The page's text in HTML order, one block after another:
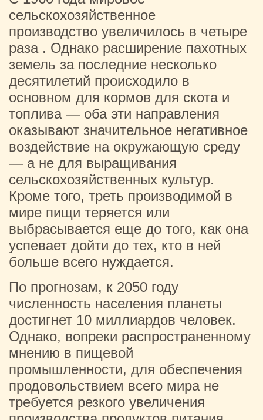
сельскохозяйственное
производство увеличилось в четыре
раза . Однако расширение пахотных
земель за последние несколько
десятилетий происходило в
основном для кормов для скота и
топлива — оба эти направления
оказывают значительное негативное
воздействие на окружающую среду
— а не для выращивания
сельскохозяйственных культур.
Кроме того, треть производимой в
мире пищи теряется или
выбрасывается еще до того, как она
успевает дойти до тех, кто в ней
больше всего нуждается.
По прогнозам, к 2050 году
численность населения планеты
достигнет 10 миллиардов человек.
Однако, вопреки распространенному
мнению в пищевой
промышленности, для обеспечения
продовольствием всего мира не
требуется резкого увеличения